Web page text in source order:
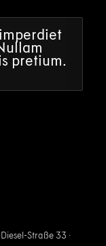
pretium.
Straße 33 ·